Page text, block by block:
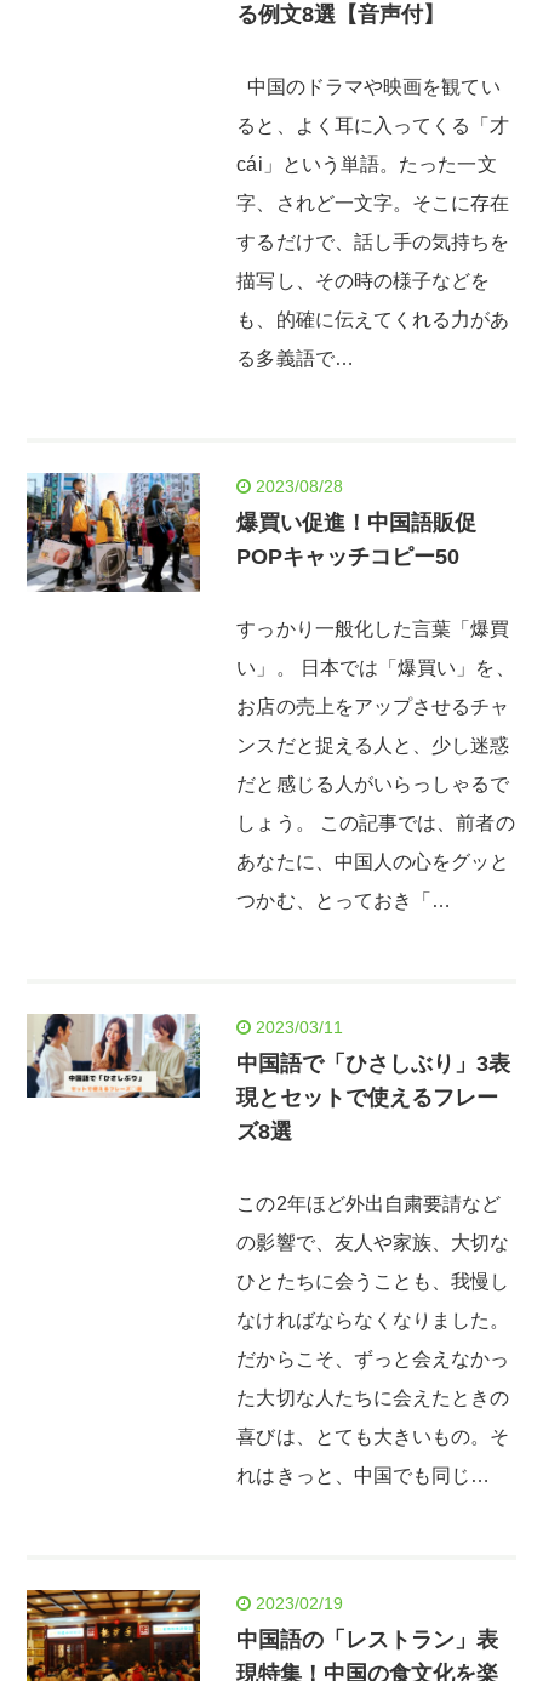
る例文8選【音声付】
中国のドラマや映画を観てい
ると、よく耳に入ってくる「才
cái」という単語。たった一文
字、されど一文字。そこに存在
するだけで、話し手の気持ちを
描写し、その時の様子などを
も、的確に伝えてくれる力があ
る多義語で…
2023/08/28
爆買い促進！中国語販促
POPキャッチコピー50
すっかり一般化した言葉「爆買
い」。 日本では「爆買い」を、
お店の売上をアップさせるチャ
ンスだと捉える人と、少し迷惑
だと感じる人がいらっしゃるで
しょう。 この記事では、前者の
あなたに、中国人の心をグッと
つかむ、とっておき「…
2023/03/11
中国語で「ひさしぶり」3表
現とセットで使えるフレー
ズ8選
この2年ほど外出自粛要請など
の影響で、友人や家族、大切な
ひとたちに会うことも、我慢し
なければならなくなりました。
だからこそ、ずっと会えなかっ
た大切な人たちに会えたときの
喜びは、とても大きいもの。そ
れはきっと、中国でも同じ…
2023/02/19
中国語の「レストラン」表
現特集！中国の食文化を楽